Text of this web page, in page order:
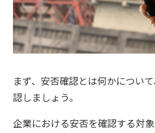
まず、安否確認とは何かについ
認しましょう。
企業における安否を確認する対